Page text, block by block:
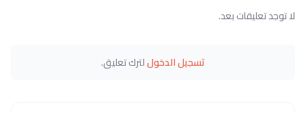
لا توجد تعليقات بعد.
تسجيل الدخوللترك تعليق.